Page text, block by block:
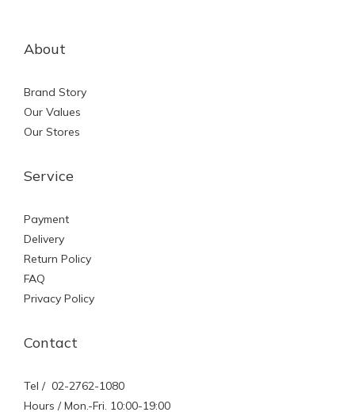
About
Brand Story
Our Values
Our Stores
Service
Payment
Delivery
Return Policy
FAQ
Privacy Policy
Contact
Tel / 02-2762-1080
Hours / Mon.-Fri. 10:00-19:00